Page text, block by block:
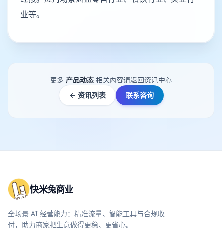
业等。
更多 产品动态 相关内容请返回资讯中心
← 资讯列表
联系咨询
快米兔商业
全场景 AI 经营能力：精准流量、智能工具与合规收
付，助力商家把生意做得更稳、更省心。